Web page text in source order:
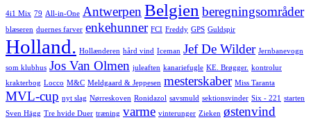
4i1 Mix 79 All-in-One Antwerpen Belgien beregningsområder
blæseren duernes farver enkehunner FCI Freddy GPS Guldspir
Holland. Hollænderen hård vind Iceman Jef De Wilder Jernbanevogn
som klubhus Jos Van Olmen juleaften kanariefugle KE. Brøgger. kontrolur
krakterbog Locco M&C Meldgaard & Jeppesen mesterskaber Miss Taranta
MVL-cup nyt slag Nørreskoven Ronidazol savsmuld sektionsvinder Six - 221
starten
Sven Hägg Tre hvide Duer træning varme vinterunger Zieken østenvind